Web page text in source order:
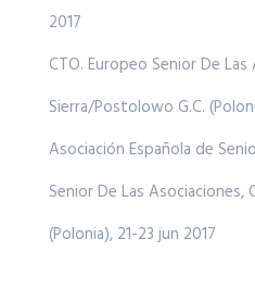
2017
CTO. Europeo Senior De Las
Sierra/Postolowo G.C.
Asociación Española de
Senior De Las Asociaciones,
(Polonia), 21-23 jun 2017